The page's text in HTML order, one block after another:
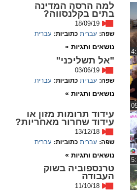
גופנים
add_circle_outline
spellcheck
גופן קריא
ניגודיות צבעים
ניגודיות כהה
קישורים
למה הרסה המדינה
בתים בקלנסווה?
18/09/19
שפה: עברית כתוביות: עברית
נושאים ותגיות »
"אל תשליכני"
03/06/19
שפה: עברית כתוביות: עברית
נושאים ותגיות »
עידוד תרומות מזון או
עידוד שחרור מאחריות?
13/12/18
שפה: עברית כתוביות: עברית
נושאים ותגיות »
טרנספוביה בשוק
העבודה
11/10/18